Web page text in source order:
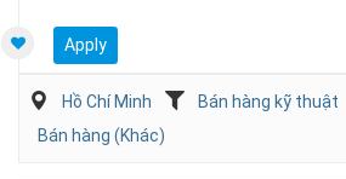
Apply
Hồ Chí Minh Bán hàng kỹ thuật
Bán hàng (Khác)